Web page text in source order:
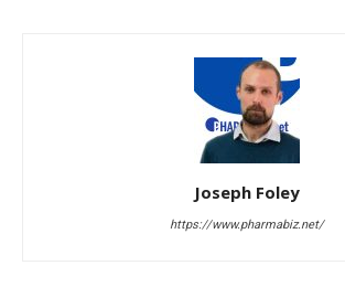
Joseph Foley
https://www.pharmabiz.net/